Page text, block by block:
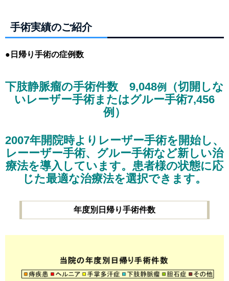
手術実績のご紹介
●日帰り手術の症例数
下肢静脈瘤の手術件数 9,048例
（切開しな
いレーザー手術またはグルー手術7,456
例）
2007年開院時よりレーザー手術を開始し、
レーーザー手術、グルー手術など新しい治
療法を導入しています。患者様の状態に応
じた最適な治療法を選択できます。
年度別日帰り手術件数